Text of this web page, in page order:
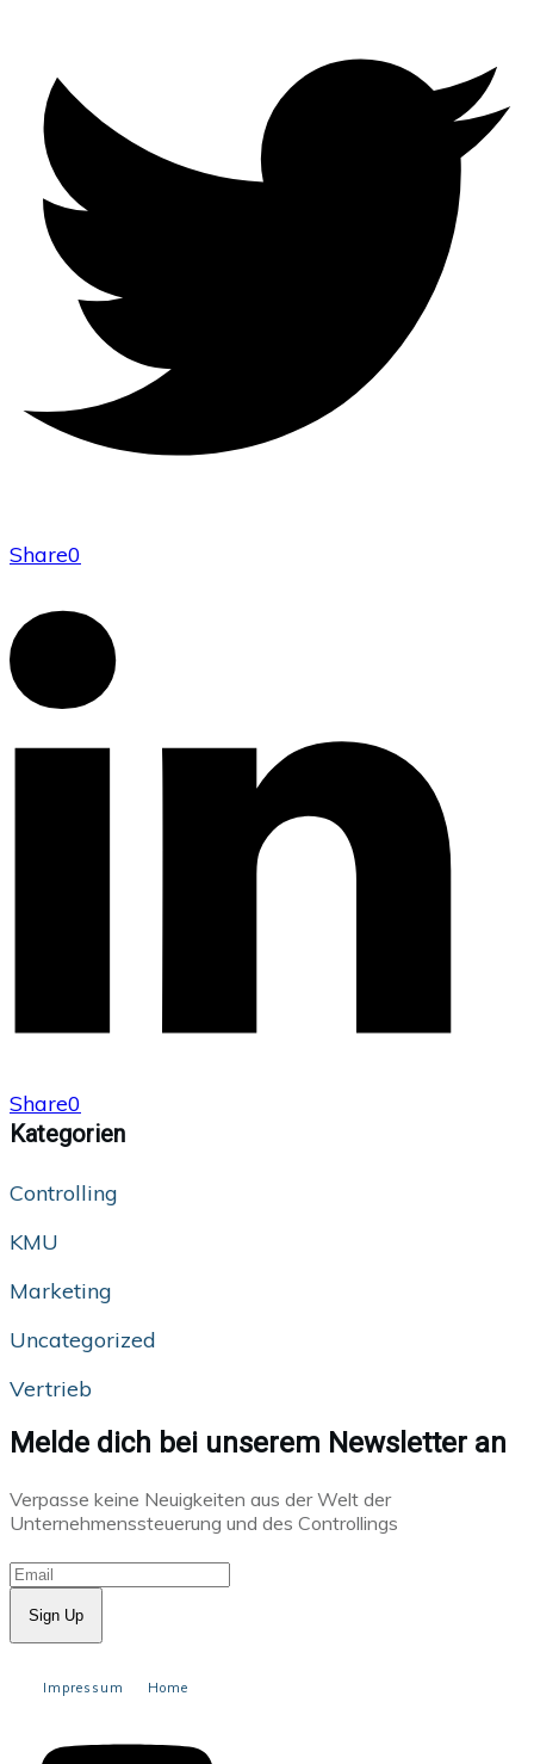
Share0
Share0
Kategorien
Controlling
KMU
Marketing
Uncategorized
Vertrieb
Melde dich bei unserem Newsletter an
Verpasse keine Neuigkeiten aus der Welt der
Unternehmenssteuerung und des Controllings
Sign Up
Impressum Home